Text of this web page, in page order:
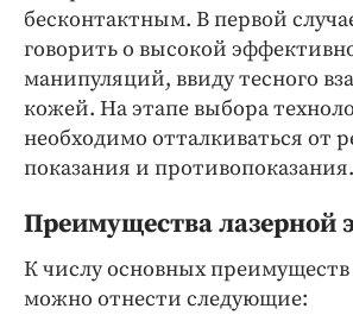
бесконтактным. В первой
говорить о высокой
манипуляций, ввиду тесного
кожей. На этапе выбора
необходимо отталкиваться от
показания и противопоказания.
Преимущества лазерной
К числу основных
можно отнести следующие: